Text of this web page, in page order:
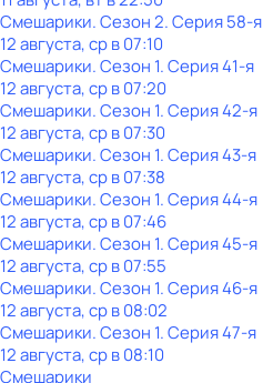
Смешарики. Сезон 2. Серия 58-я
12 августа, ср в 07:10
Смешарики. Сезон 1. Серия 41-я
12 августа, ср в 07:20
Смешарики. Сезон 1. Серия 42-я
12 августа, ср в 07:30
Смешарики. Сезон 1. Серия 43-я
12 августа, ср в 07:38
Смешарики. Сезон 1. Серия 44-я
12 августа, ср в 07:46
Смешарики. Сезон 1. Серия 45-я
12 августа, ср в 07:55
Смешарики. Сезон 1. Серия 46-я
12 августа, ср в 08:02
Смешарики. Сезон 1. Серия 47-я
12 августа, ср в 08:10
Смешарики